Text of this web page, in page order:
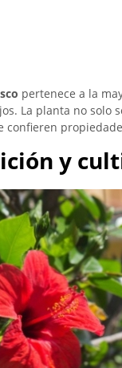
pertenece a la
La planta no solo
confieren
y